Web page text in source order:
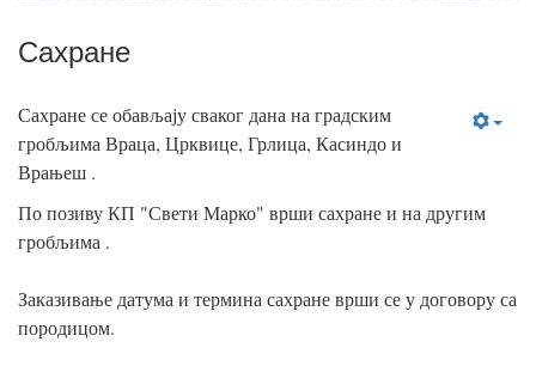
Сахране
Сахране се обављају сваког дана на градским
гробљима Враца, Црквице, Грлица, Касиндо и
Врањеш .
По позиву КП "Свети Марко" врши сахране и на другим
гробљима .
Заказивање датума и термина сахране врши се у договору са
породицом.